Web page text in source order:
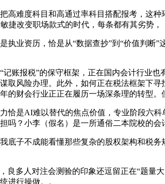
度科目和高通过率科目搭配报考，这种
捷改变职场款式的时代，每条都有其劣势，
资历，恰是从“数据查抄”到“价值判断”
报税”的保守框架，正在国内会计行业也
风险办理。此外，如何正在税法框架下
财会行业正正在履历一场深条理的转型。
是AI难以替代的焦点价值，专业阶段六科
？小李（假名）是一所通俗二本院校的会
子不成能看懂那些复杂的股权架构和税
多人对注会测验的印象还逗留正在“题量
进行操做。。